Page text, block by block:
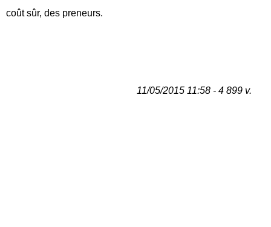
coût sûr, des preneurs.
11/05/2015 11:58 - 4 899 v.